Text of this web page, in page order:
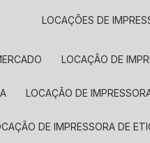
LOCAÇÕES DE
LOCAÇÃO DE
LOCAÇÃO DE
DE IMPRESSORA DE